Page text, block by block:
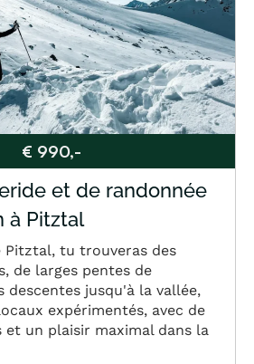
€ 990,-
et de randonnée
à Pitztal
Pitztal, tu trouveras des
de larges pentes de
descentes jusqu'à la vallée,
expérimentés, avec de
et un plaisir maximal dans la